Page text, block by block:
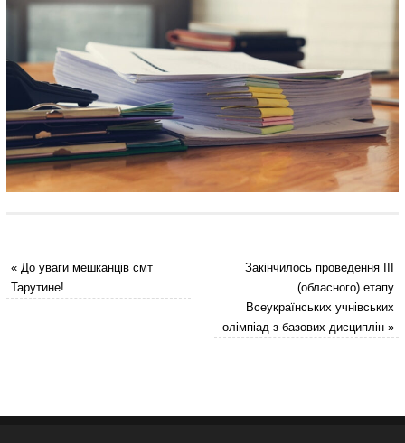
«До уваги мешканців смт
Тарутине!
Закінчилось проведення ІІІ
(обласного) етапу
Всеукраїнських учнівських
олімпіад з базових дисциплін»